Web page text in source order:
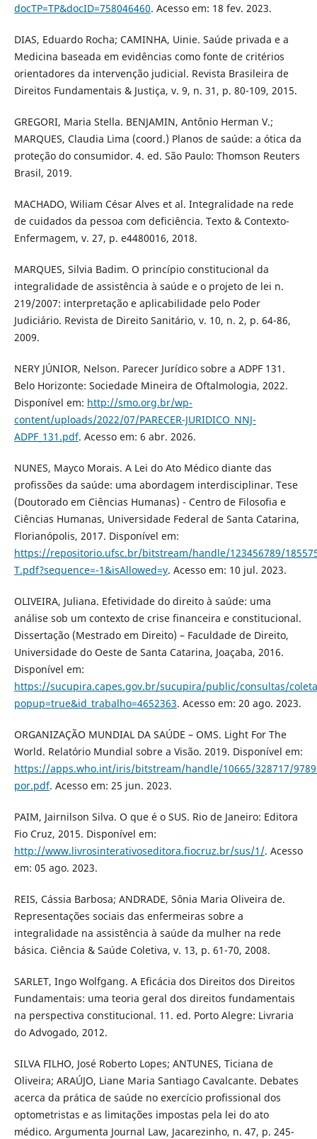
docTP=TP&docID=758046460. Acesso em: 18 fev. 2023.
DIAS, Eduardo Rocha; CAMINHA, Uinie. Saúde privada e a
Medicina baseada em evidências como fonte de critérios
orientadores da intervenção judicial. Revista Brasileira de
Direitos Fundamentais & Justiça, v. 9, n. 31, p. 80-109, 2015.
GREGORI, Maria Stella. BENJAMIN, Antônio Herman V.;
MARQUES, Claudia Lima (coord.) Planos de saúde: a ótica da
proteção do consumidor. 4. ed. São Paulo: Thomson Reuters
Brasil, 2019.
MACHADO, Wiliam César Alves et al. Integralidade na rede
de cuidados da pessoa com deficiência. Texto & Contexto-
Enfermagem, v. 27, p. e4480016, 2018.
MARQUES, Silvia Badim. O princípio constitucional da
integralidade de assistência à saúde e o projeto de lei n.
219/2007: interpretação e aplicabilidade pelo Poder
Judiciário. Revista de Direito Sanitário, v. 10, n. 2, p. 64-86,
2009.
NERY JÚNIOR, Nelson. Parecer Jurídico sobre a ADPF 131.
Belo Horizonte: Sociedade Mineira de Oftalmologia, 2022.
Disponível em: http://smo.org.br/wp-
content/uploads/2022/07/PARECER-JURIDICO_NNJ-
ADPF_131.pdf. Acesso em: 6 abr. 2026.
NUNES, Mayco Morais. A Lei do Ato Médico diante das
profissões da saúde: uma abordagem interdisciplinar. Tese
(Doutorado em Ciências Humanas) - Centro de Filosofia e
Ciências Humanas, Universidade Federal de Santa Catarina,
Florianópolis, 2017. Disponível em:
https://repositorio.ufsc.br/bitstream/handle/123456789/
T.pdf?sequence=-1&isAllowed=y. Acesso em: 10 jul. 2023.
OLIVEIRA, Juliana. Efetividade do direito à saúde: uma
análise sob um contexto de crise financeira e constitucional.
Dissertação (Mestrado em Direito) – Faculdade de Direito,
Universidade do Oeste de Santa Catarina, Joaçaba, 2016.
Disponível em:
https://sucupira.capes.gov.br/sucupira/public/consultas/
popup=true&id_trabalho=4652363. Acesso em: 20 ago. 2023.
ORGANIZAÇÃO MUNDIAL DA SAÚDE – OMS. Light For The
World. Relatório Mundial sobre a Visão. 2019. Disponível em:
https://apps.who.int/iris/bitstream/handle/10665/328717/
por.pdf. Acesso em: 25 jun. 2023.
PAIM, Jairnilson Silva. O que é o SUS. Rio de Janeiro: Editora
Fio Cruz, 2015. Disponível em:
http://www.livrosinterativoseditora.fiocruz.br/sus/1/. Acesso
em: 05 ago. 2023.
REIS, Cássia Barbosa; ANDRADE, Sônia Maria Oliveira de.
Representações sociais das enfermeiras sobre a
integralidade na assistência à saúde da mulher na rede
básica. Ciência & Saúde Coletiva, v. 13, p. 61-70, 2008.
SARLET, Ingo Wolfgang. A Eficácia dos Direitos dos Direitos
Fundamentais: uma teoria geral dos direitos fundamentais
na perspectiva constitucional. 11. ed. Porto Alegre: Livraria
do Advogado, 2012.
SILVA FILHO, José Roberto Lopes; ANTUNES, Ticiana de
Oliveira; ARAÚJO, Liane Maria Santiago Cavalcante. Debates
acerca da prática de saúde no exercício profissional dos
optometristas e as limitações impostas pela lei do ato
médico. Argumenta Journal Law, Jacarezinho, n. 47, p. 245-